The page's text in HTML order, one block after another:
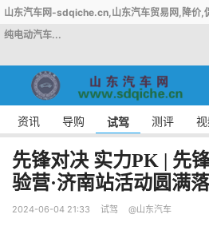
山东汽车网-sdqiche.cn,山东汽车贸易网,降价,
纯电动汽车...
资讯 导购 试驾 测评
先锋对决 实力PK | 先
验营·济南站活动圆满落
2024-06-04 21:33 试驾 @山东汽车